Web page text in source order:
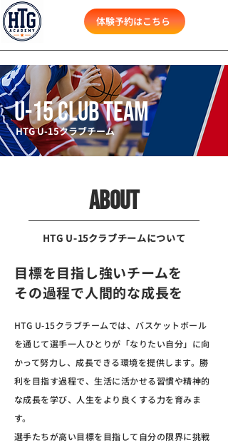
体験予約はこちら
U-15 cLUB team
HTG U-15クラブチーム
ABOUT
HTG U-15クラブチームについて
目標を目指し強いチームを
その過程で人間的な成長を
HTG U-15クラブチームでは、バスケットボール
を通じて選手一人ひとりが「なりたい自分」に向
かって努力し、成長できる環境を提供します。勝
利を目指す過程で、生活に活かせる習慣や精神的
な成長を学び、人生をより良くする力を育みま
す。
選手たちが高い目標を目指して自分の限界に挑戦